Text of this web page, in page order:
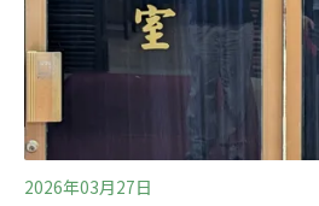
達到成效，比起蓋新電廠還有效
源效率與能源韌性，國外經驗也
2026年03月27日